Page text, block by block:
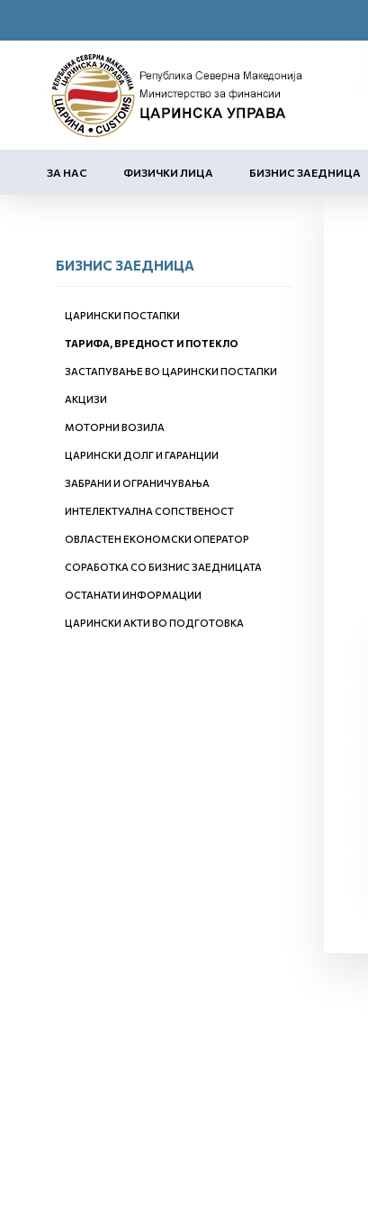
ЗА НАС ФИЗИЧКИ ЛИЦА БИЗНИС ЗАЕДНИЦА
БИЗНИС ЗАЕДНИЦА
ЦАРИНСКИ ПОСТАПКИ
ТАРИФА, ВРЕДНОСТ И ПОТЕКЛО
ЗАСТАПУВАЊЕ ВО ЦАРИНСКИ ПОСТАПКИ
АКЦИЗИ
МОТОРНИ ВОЗИЛА
ЦАРИНСКИ ДОЛГ И ГАРАНЦИИ
ЗАБРАНИ И ОГРАНИЧУВАЊА
ИНТЕЛЕКТУАЛНА СОПСТВЕНОСТ
ОВЛАСТЕН ЕКОНОМСКИ ОПЕРАТОР
СОРАБОТКА СО БИЗНИС ЗАЕДНИЦАТА
ОСТАНАТИ ИНФОРМАЦИИ
ЦАРИНСКИ АКТИ ВО ПОДГОТОВКА